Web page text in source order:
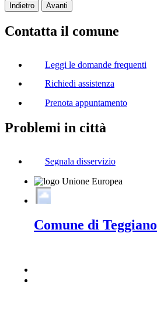
Indietro Avanti
Contatta il comune
Leggi le domande frequenti
Richiedi assistenza
Prenota appuntamento
Problemi in città
Segnala disservizio
Comune di Teggiano